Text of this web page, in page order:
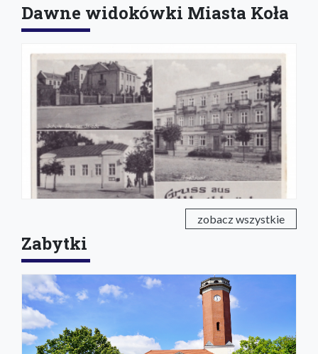
Dawne widokówki Miasta Koła
zobacz wszystkie
Zabytki